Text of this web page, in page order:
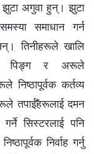
अगुवा हुन्। झुटा
समाधान गर्न
तिनीहरूले खालि
पिङ्ग र अरूले
निष्ठापूर्वक कर्तव्य
तपाईँहरूलाई दमन
सिस्टरलाई पनि
निर्वाह गर्नु